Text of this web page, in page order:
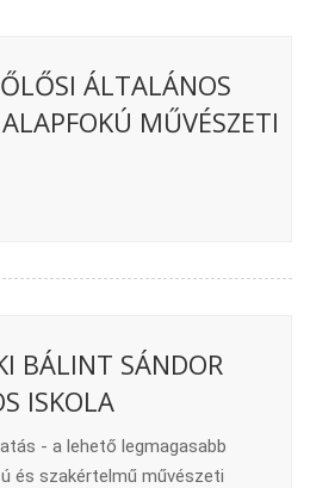
ÁLTALÁNOS
MŰVÉSZETI
BÁLINT SÁNDOR
ISKOLA
- a lehető legmagasabb
és szakértelmű művészeti